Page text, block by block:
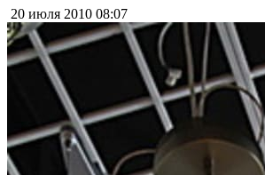
20 июля 2010 08:07